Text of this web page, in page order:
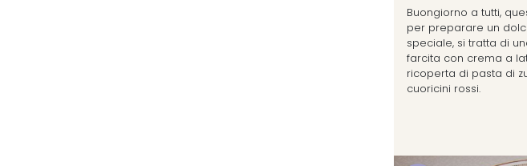
Buongiorno a tutti,
per preparare un
speciale, si tratta di
farcita con crema a
ricoperta di pasta di
cuoricini rossi.